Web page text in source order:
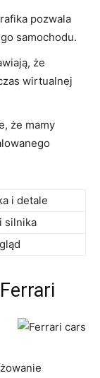
pozwala
⁣samochodu.
że⁤
wirtualnej
że mamy‌
i‌ detale
silnika